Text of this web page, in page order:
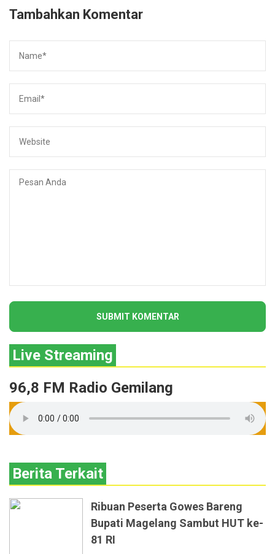
Tambahkan Komentar
Live Streaming
96,8 FM Radio Gemilang
Berita Terkait
Ribuan Peserta Gowes Bareng
Bupati Magelang Sambut HUT ke-
81 RI